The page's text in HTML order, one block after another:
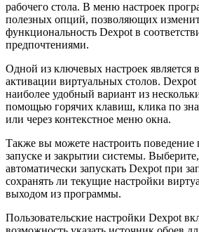
рабочего стола. В меню настроек
полезных опций, позволяющих
функциональность Dexpot в
предпочтениями.
Одной из ключевых настроек является
активации виртуальных столов. Dexpot
наиболее удобный вариант из
помощью горячих клавиш, клика по
или через контекстное меню окна.
Также вы можете настроить
запуске и закрытии системы.
автоматически запускать Dexpot при
сохранять ли текущие настройки
выходом из программы.
Пользовательские настройки Dexpot